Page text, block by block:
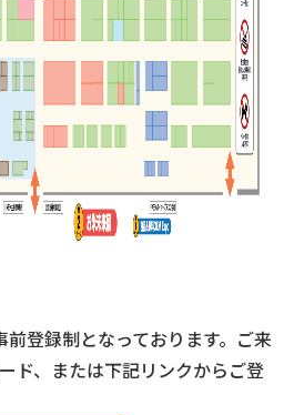
登録制となっております。ご来
ド、または下記リンクからご登